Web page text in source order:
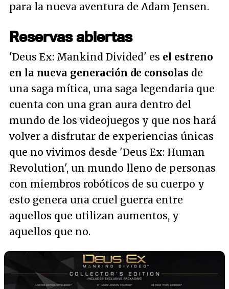
para la nueva aventura de Adam Jensen.
Reservas abiertas
'Deus Ex: Mankind Divided' es el estreno
en la nueva generación de consolas de
una saga mítica, una saga legendaria que
cuenta con una gran aura dentro del
mundo de los videojuegos y que nos hará
volver a disfrutar de experiencias únicas
que no vivimos desde 'Deus Ex: Human
Revolution', un mundo lleno de personas
con miembros robóticos de su cuerpo y
esto genera una cruel guerra entre
aquellos que utilizan aumentos, y
aquellos que no.